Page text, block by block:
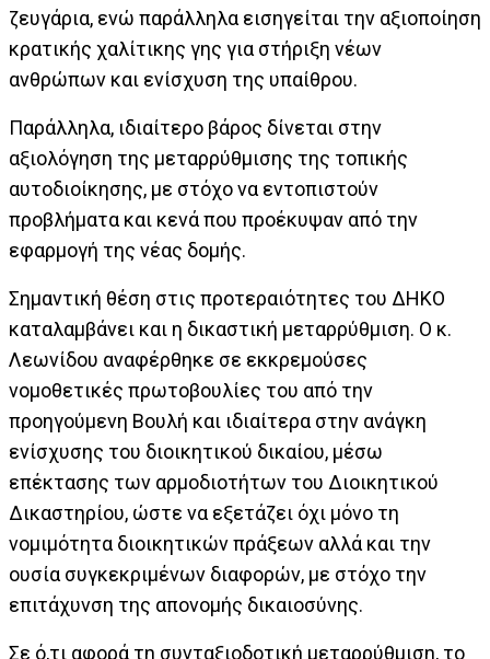
ζευγάρια, ενώ παράλληλα εισηγείται την αξιοποίηση
κρατικής χαλίτικης γης για στήριξη νέων
ανθρώπων και ενίσχυση της υπαίθρου.
Παράλληλα, ιδιαίτερο βάρος δίνεται στην
αξιολόγηση της μεταρρύθμισης της τοπικής
αυτοδιοίκησης, με στόχο να εντοπιστούν
προβλήματα και κενά που προέκυψαν από την
εφαρμογή της νέας δομής.
Σημαντική θέση στις προτεραιότητες του ΔΗΚΟ
καταλαμβάνει και η δικαστική μεταρρύθμιση. Ο κ.
Λεωνίδου αναφέρθηκε σε εκκρεμούσες
νομοθετικές πρωτοβουλίες του από την
προηγούμενη Βουλή και ιδιαίτερα στην ανάγκη
ενίσχυσης του διοικητικού δικαίου, μέσω
επέκτασης των αρμοδιοτήτων του Διοικητικού
Δικαστηρίου, ώστε να εξετάζει όχι μόνο τη
νομιμότητα διοικητικών πράξεων αλλά και την
ουσία συγκεκριμένων διαφορών, με στόχο την
επιτάχυνση της απονομής δικαιοσύνης.
Σε ό,τι αφορά τη συνταξιοδοτική μεταρρύθμιση, το